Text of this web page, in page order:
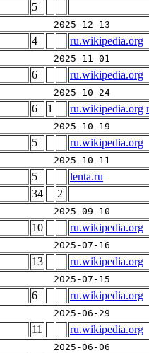
5
2025-12-13
4 ru.wikipedia.org
2025-11-01
6 ru.wikipedia.org
2025-10-24
6 1 ru.wikipedia.org
2025-10-19
5 ru.wikipedia.org
2025-10-11
5 lenta.ru
34 2
2025-09-10
10 ru.wikipedia.org
2025-07-16
13 ru.wikipedia.org
2025-07-15
6 ru.wikipedia.org
2025-06-29
11 ru.wikipedia.org
2025-06-06